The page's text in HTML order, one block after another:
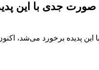
جدی با این
برخورد می‌شد،